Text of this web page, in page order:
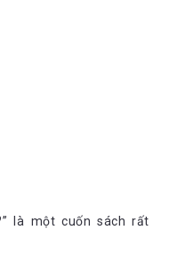
là một cuốn sách rất